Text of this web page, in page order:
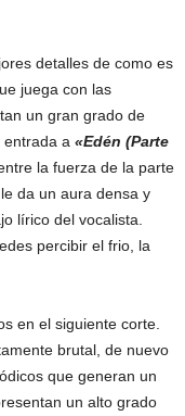
detalles de como es
juega con las
un gran grado de
entrada a «Edén (Parte
la fuerza de la parte
da un aura densa y
lírico del vocalista.
percibir el frio, la
en el siguiente corte.
brutal, de nuevo
que generan un
un alto grado